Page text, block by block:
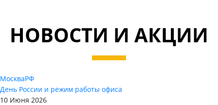
НОВОСТИ И АКЦИИ
МоскваРФ
День России и режим работы офиса
10 Июня 2026